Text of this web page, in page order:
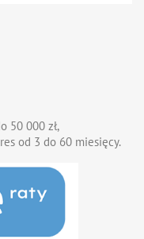
50 000 zł,
od 3 do 60 miesięcy.